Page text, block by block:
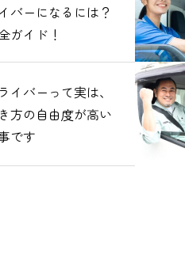
バーになるには？
ガイド！
イバーって実は、
方の自由度が高い
です